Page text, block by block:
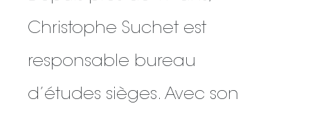
Christophe Suchet est
responsable bureau
d’études sièges. Avec son